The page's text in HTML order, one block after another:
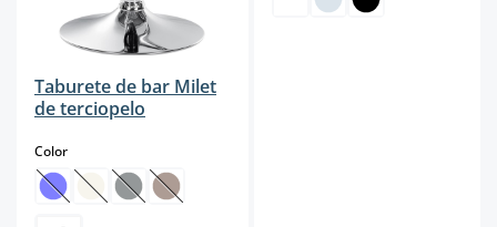
Taburete de bar Milet
de terciopelo
Colorselect
(Esta opción no está disponible en este momento.)
(Esta opción no está disponible en este momento.)
(Esta opción no está disponible en este momento.)
(Esta opción no está disponible en este